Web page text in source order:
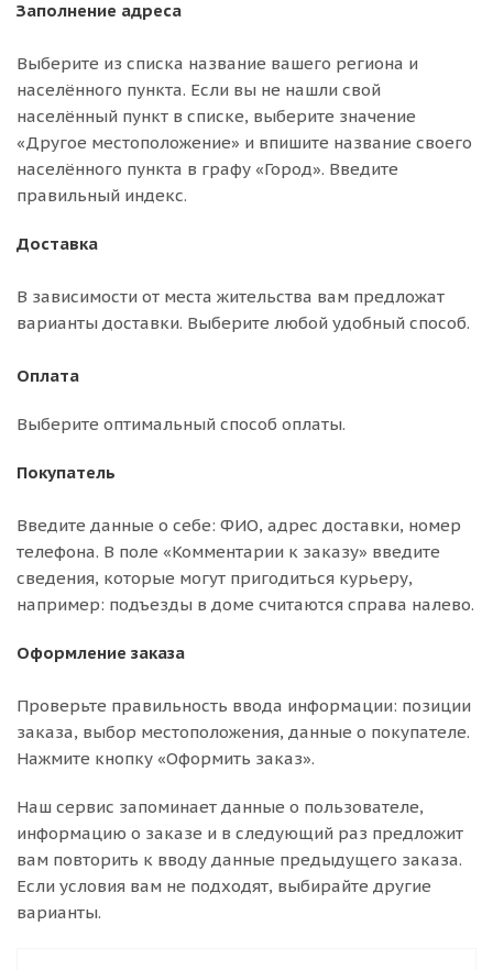
Заполнение адреса
Выберите из списка название вашего региона и
населённого пункта. Если вы не нашли свой
населённый пункт в списке, выберите значение
«Другое местоположение» и впишите название своего
населённого пункта в графу «Город». Введите
правильный индекс.
Доставка
В зависимости от места жительства вам предложат
варианты доставки. Выберите любой удобный способ.
Оплата
Выберите оптимальный способ оплаты.
Покупатель
Введите данные о себе: ФИО, адрес доставки, номер
телефона. В поле «Комментарии к заказу» введите
сведения, которые могут пригодиться курьеру,
например: подъезды в доме считаются справа налево.
Оформление заказа
Проверьте правильность ввода информации: позиции
заказа, выбор местоположения, данные о покупателе.
Нажмите кнопку «Оформить заказ».
Наш сервис запоминает данные о пользователе,
информацию о заказе и в следующий раз предложит
вам повторить к вводу данные предыдущего заказа.
Если условия вам не подходят, выбирайте другие
варианты.